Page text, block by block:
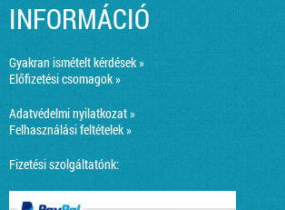
INFORMÁCIÓ
Gyakran ismételt kérdések »
Előfizetési csomagok »
Adatvédelmi nyilatkozat »
Felhasználási feltételek »
Fizetési szolgáltatónk: